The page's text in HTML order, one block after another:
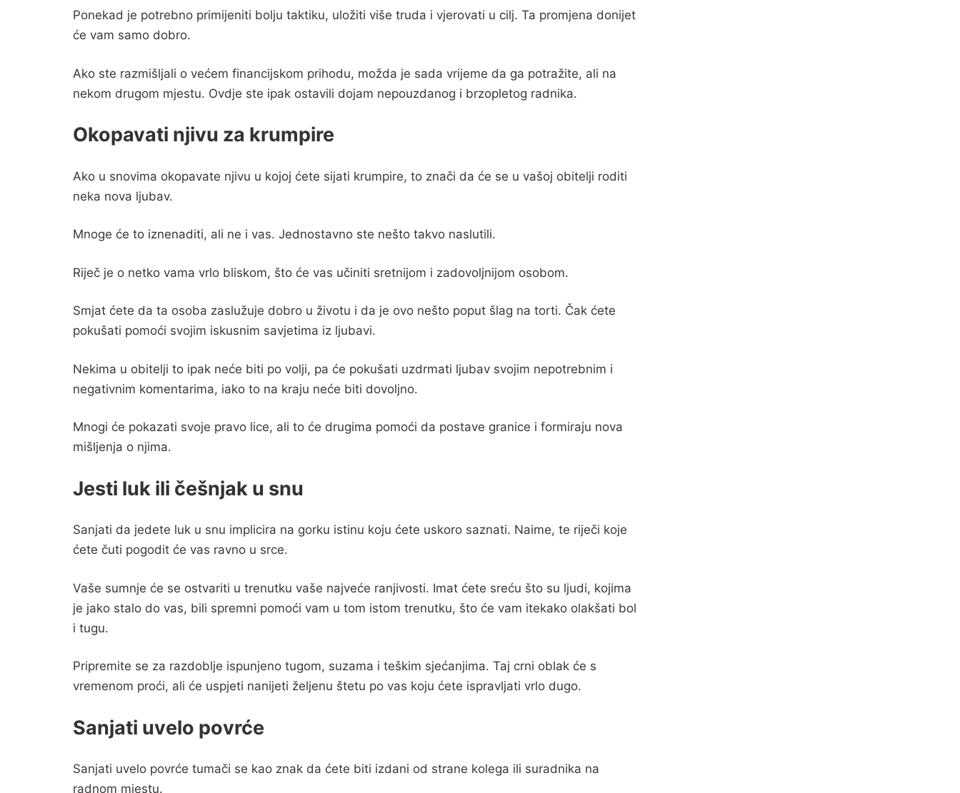
Ponekad je potrebno primijeniti bolju taktiku, uložiti više truda i vjerovati u cilj. Ta promjena donijet
će vam samo dobro.
Ako ste razmišljali o većem financijskom prihodu, možda je sada vrijeme da ga potražite, ali na
nekom drugom mjestu. Ovdje ste ipak ostavili dojam nepouzdanog i brzopletog radnika.
Okopavati njivu za krumpire
Ako u snovima okopavate njivu u kojoj ćete sijati krumpire, to znači da će se u vašoj obitelji roditi
neka nova ljubav.
Mnoge će to iznenaditi, ali ne i vas. Jednostavno ste nešto takvo naslutili.
Riječ je o netko vama vrlo bliskom, što će vas učiniti sretnijom i zadovoljnijom osobom.
Smjat ćete da ta osoba zaslužuje dobro u životu i da je ovo nešto poput šlag na torti. Čak ćete
pokušati pomoći svojim iskusnim savjetima iz ljubavi.
Nekima u obitelji to ipak neće biti po volji, pa će pokušati uzdrmati ljubav svojim nepotrebnim i
negativnim komentarima, iako to na kraju neće biti dovoljno.
Mnogi će pokazati svoje pravo lice, ali to će drugima pomoći da postave granice i formiraju nova
mišljenja o njima.
Jesti luk ili češnjak u snu
Sanjati da jedete luk u snu implicira na gorku istinu koju ćete uskoro saznati. Naime, te riječi koje
ćete čuti pogodit će vas ravno u srce.
Vaše sumnje će se ostvariti u trenutku vaše najveće ranjivosti. Imat ćete sreću što su ljudi, kojima
je jako stalo do vas, bili spremni pomoći vam u tom istom trenutku, što će vam itekako olakšati bol
i tugu.
Pripremite se za razdoblje ispunjeno tugom, suzama i teškim sjećanjima. Taj crni oblak će s
vremenom proći, ali će uspjeti nanijeti željenu štetu po vas koju ćete ispravljati vrlo dugo.
Sanjati uvelo povrće
Sanjati uvelo povrće tumači se kao znak da ćete biti izdani od strane kolega ili suradnika na
radnom mjestu.